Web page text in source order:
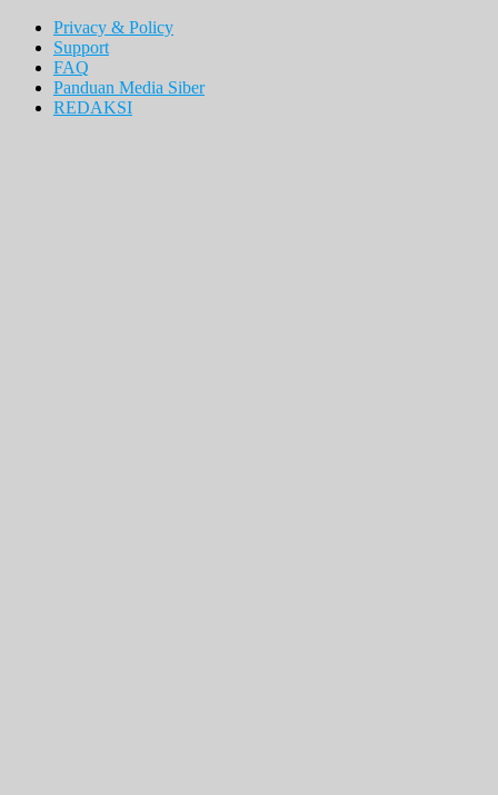
Privacy & Policy
Support
FAQ
Panduan Media Siber
REDAKSI